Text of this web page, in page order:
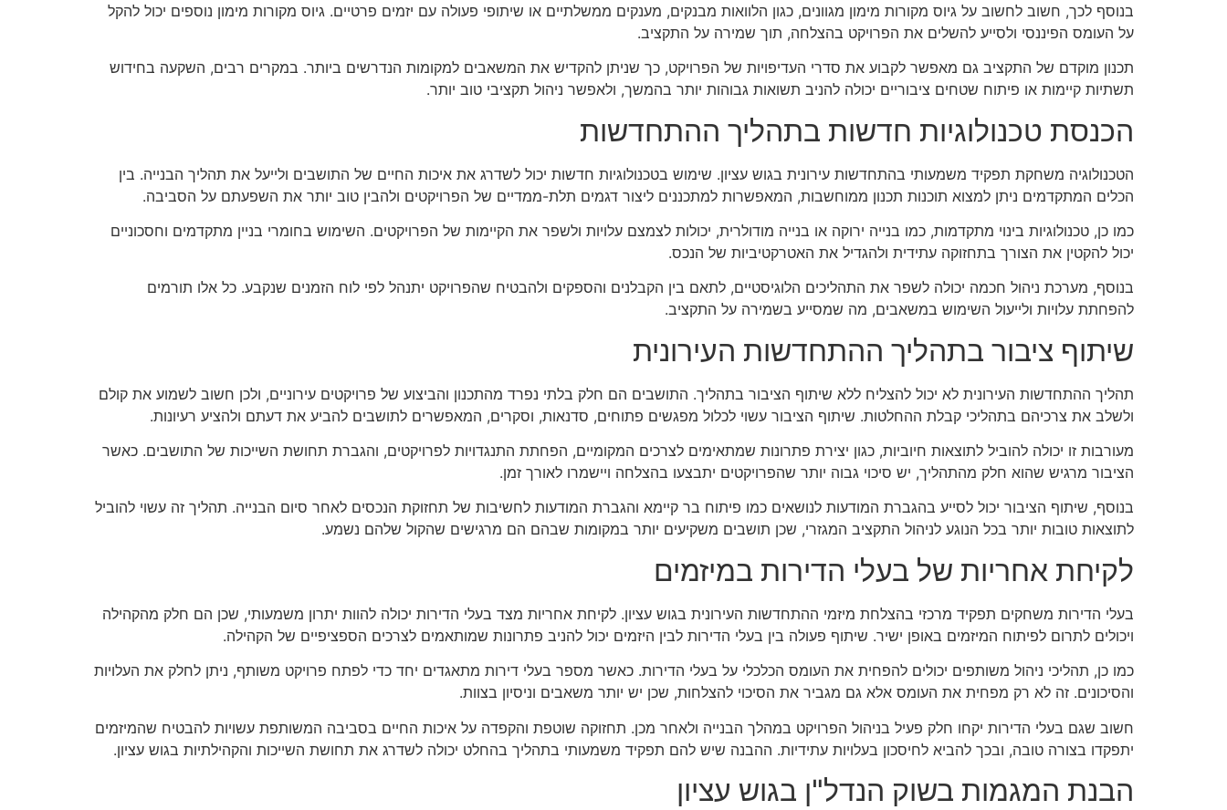
בנוסף לכך, חשוב לחשוב על גיוס מקורות מימון מגוונים, כגון הלוואות מבנקים, מענקים ממשלתיים או שיתופי פעולה עם יזמים פרטיים. גיוס מקורות מימון נוספים יכול להקל
על העומס הפיננסי ולסייע להשלים את הפרויקט בהצלחה, תוך שמירה על התקציב.
תכנון מוקדם של התקציב גם מאפשר לקבוע את סדרי העדיפויות של הפרויקט, כך שניתן להקדיש את המשאבים למקומות הנדרשים ביותר. במקרים רבים, השקעה בחידוש
תשתיות קיימות או פיתוח שטחים ציבוריים יכולה להניב תשואות גבוהות יותר בהמשך, ולאפשר ניהול תקציבי טוב יותר.
הכנסת טכנולוגיות חדשות בתהליך ההתחדשות
הטכנולוגיה משחקת תפקיד משמעותי בהתחדשות עירונית בגוש עציון. שימוש בטכנולוגיות חדשות יכול לשדרג את איכות החיים של התושבים ולייעל את תהליך הבנייה. בין
הכלים המתקדמים ניתן למצוא תוכנות תכנון ממוחשבות, המאפשרות למתכננים ליצור דגמים תלת-ממדיים של הפרויקטים ולהבין טוב יותר את השפעתם על הסביבה.
כמו כן, טכנולוגיות בינוי מתקדמות, כמו בנייה ירוקה או בנייה מודולרית, יכולות לצמצם עלויות ולשפר את הקיימות של הפרויקטים. השימוש בחומרי בניין מתקדמים וחסכוניים
יכול להקטין את הצורך בתחזוקה עתידית ולהגדיל את האטרקטיביות של הנכס.
בנוסף, מערכת ניהול חכמה יכולה לשפר את התהליכים הלוגיסטיים, לתאם בין הקבלנים והספקים ולהבטיח שהפרויקט יתנהל לפי לוח הזמנים שנקבע. כל אלו תורמים
להפחתת עלויות ולייעול השימוש במשאבים, מה שמסייע בשמירה על התקציב.
שיתוף ציבור בתהליך ההתחדשות העירונית
תהליך ההתחדשות העירונית לא יכול להצליח ללא שיתוף הציבור בתהליך. התושבים הם חלק בלתי נפרד מהתכנון והביצוע של פרויקטים עירוניים, ולכן חשוב לשמוע את קולם
ולשלב את צרכיהם בתהליכי קבלת ההחלטות. שיתוף הציבור עשוי לכלול מפגשים פתוחים, סדנאות, וסקרים, המאפשרים לתושבים להביע את דעתם ולהציע רעיונות.
מעורבות זו יכולה להוביל לתוצאות חיוביות, כגון יצירת פתרונות שמתאימים לצרכים המקומיים, הפחתת התנגדויות לפרויקטים, והגברת תחושת השייכות של התושבים. כאשר
הציבור מרגיש שהוא חלק מהתהליך, יש סיכוי גבוה יותר שהפרויקטים יתבצעו בהצלחה ויישמרו לאורך זמן.
בנוסף, שיתוף הציבור יכול לסייע בהגברת המודעות לנושאים כמו פיתוח בר קיימא והגברת המודעות לחשיבות של תחזוקת הנכסים לאחר סיום הבנייה. תהליך זה עשוי להוביל
לתוצאות טובות יותר בכל הנוגע לניהול התקציב המגזרי, שכן תושבים משקיעים יותר במקומות שבהם הם מרגישים שהקול שלהם נשמע.
לקיחת אחריות של בעלי הדירות במיזמים
בעלי הדירות משחקים תפקיד מרכזי בהצלחת מיזמי ההתחדשות העירונית בגוש עציון. לקיחת אחריות מצד בעלי הדירות יכולה להוות יתרון משמעותי, שכן הם חלק מהקהילה
ויכולים לתרום לפיתוח המיזמים באופן ישיר. שיתוף פעולה בין בעלי הדירות לבין היזמים יכול להניב פתרונות שמותאמים לצרכים הספציפיים של הקהילה.
כמו כן, תהליכי ניהול משותפים יכולים להפחית את העומס הכלכלי על בעלי הדירות. כאשר מספר בעלי דירות מתאגדים יחד כדי לפתח פרויקט משותף, ניתן לחלק את העלויות
והסיכונים. זה לא רק מפחית את העומס אלא גם מגביר את הסיכוי להצלחות, שכן יש יותר משאבים וניסיון בצוות.
חשוב שגם בעלי הדירות יקחו חלק פעיל בניהול הפרויקט במהלך הבנייה ולאחר מכן. תחזוקה שוטפת והקפדה על איכות החיים בסביבה המשותפת עשויות להבטיח שהמיזמים
יתפקדו בצורה טובה, ובכך להביא לחיסכון בעלויות עתידיות. ההבנה שיש להם תפקיד משמעותי בתהליך בהחלט יכולה לשדרג את תחושת השייכות והקהילתיות בגוש עציון.
הבנת המגמות בשוק הנדל"ן בגוש עציון